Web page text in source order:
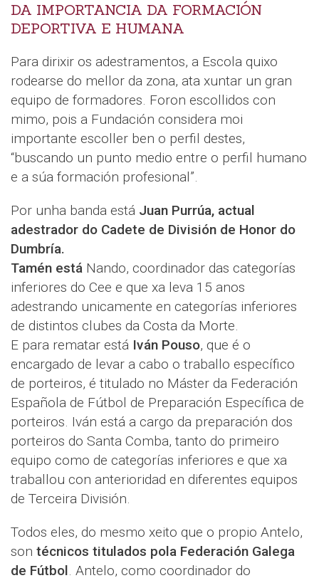
DA IMPORTANCIA DA FORMACIÓN
DEPORTIVA E HUMANA
Para dirixir os adestramentos, a Escola quixo
rodearse do mellor da zona, ata xuntar un gran
equipo de formadores. Foron escollidos con
mimo, pois a Fundación considera moi
importante escoller ben o perfil destes,
“buscando un punto medio entre o perfil humano
e a súa formación profesional”.
Por unha banda está Juan Purrúa, actual
adestrador do Cadete de División de Honor do
Dumbría.
Tamén está Nando, coordinador das categorías
inferiores do Cee e que xa leva 15 anos
adestrando unicamente en categorías inferiores
de distintos clubes da Costa da Morte.
E para rematar está Iván Pouso, que é o
encargado de levar a cabo o traballo específico
de porteiros, é titulado no Máster da Federación
Española de Fútbol de Preparación Específica de
porteiros. Iván está a cargo da preparación dos
porteiros do Santa Comba, tanto do primeiro
equipo como de categorías inferiores e que xa
traballou con anterioridad en diferentes equipos
de Terceira División.
Todos eles, do mesmo xeito que o propio Antelo,
son técnicos titulados pola Federación Galega
de Fútbol. Antelo, como coordinador do